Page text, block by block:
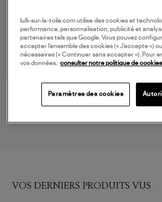
AOKYANOS
Veste Chicago Léopard,
Veste
VOS DERNIERS PRODUITS VUS
lulli-sur-la-toile.com utilise des cookies et
performance, personnalisation, publicité et
partenaires tels que Google. Vous pouvez
accepter l’ensemble des cookies (« J’accepte »)
nécessaires (« Continuer sans accepter »). Pour
vos données,
consulter notre politique de cookies
Paramètres des cookies